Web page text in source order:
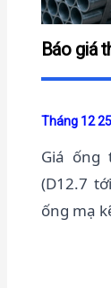
Báo giá
Tháng 12
Giá ống
(D12.7
ống mạ